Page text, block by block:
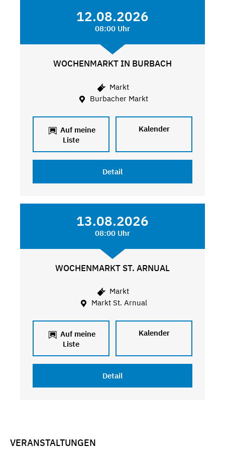
12.08.2026
08:00 Uhr
WOCHENMARKT IN BURBACH
Markt
Burbacher Markt
Auf meine
Liste
Kalender
Detail
13.08.2026
08:00 Uhr
WOCHENMARKT ST. ARNUAL
Markt
Markt St. Arnual
Auf meine
Liste
Kalender
Detail
VERANSTALTUNGEN